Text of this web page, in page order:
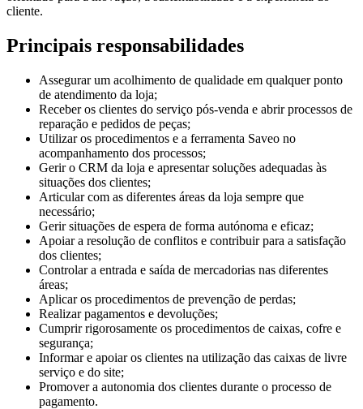
cliente.
Principais responsabilidades
Assegurar um acolhimento de qualidade em qualquer ponto
de atendimento da loja;
Receber os clientes do serviço pós-venda e abrir processos de
reparação e pedidos de peças;
Utilizar os procedimentos e a ferramenta Saveo no
acompanhamento dos processos;
Gerir o CRM da loja e apresentar soluções adequadas às
situações dos clientes;
Articular com as diferentes áreas da loja sempre que
necessário;
Gerir situações de espera de forma autónoma e eficaz;
Apoiar a resolução de conflitos e contribuir para a satisfação
dos clientes;
Controlar a entrada e saída de mercadorias nas diferentes
áreas;
Aplicar os procedimentos de prevenção de perdas;
Realizar pagamentos e devoluções;
Cumprir rigorosamente os procedimentos de caixas, cofre e
segurança;
Informar e apoiar os clientes na utilização das caixas de livre
serviço e do site;
Promover a autonomia dos clientes durante o processo de
pagamento.